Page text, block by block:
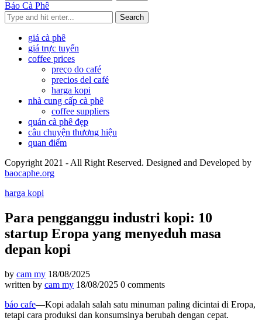
Báo Cà Phê
Search
giá cà phê
giá trực tuyến
coffee prices
preço do café
precios del café
harga kopi
nhà cung cấp cà phê
coffee suppliers
quán cà phê đẹp
câu chuyện thương hiệu
quan điểm
Copyright 2021 - All Right Reserved. Designed and Developed by
baocaphe.org
harga kopi
Para pengganggu industri kopi: 10
startup Eropa yang menyeduh masa
depan kopi
by cam my 18/08/2025
written by cam my 18/08/2025 0 comments
báo cafe—Kopi adalah salah satu minuman paling dicintai di Eropa,
tetapi cara produksi dan konsumsinya berubah dengan cepat.